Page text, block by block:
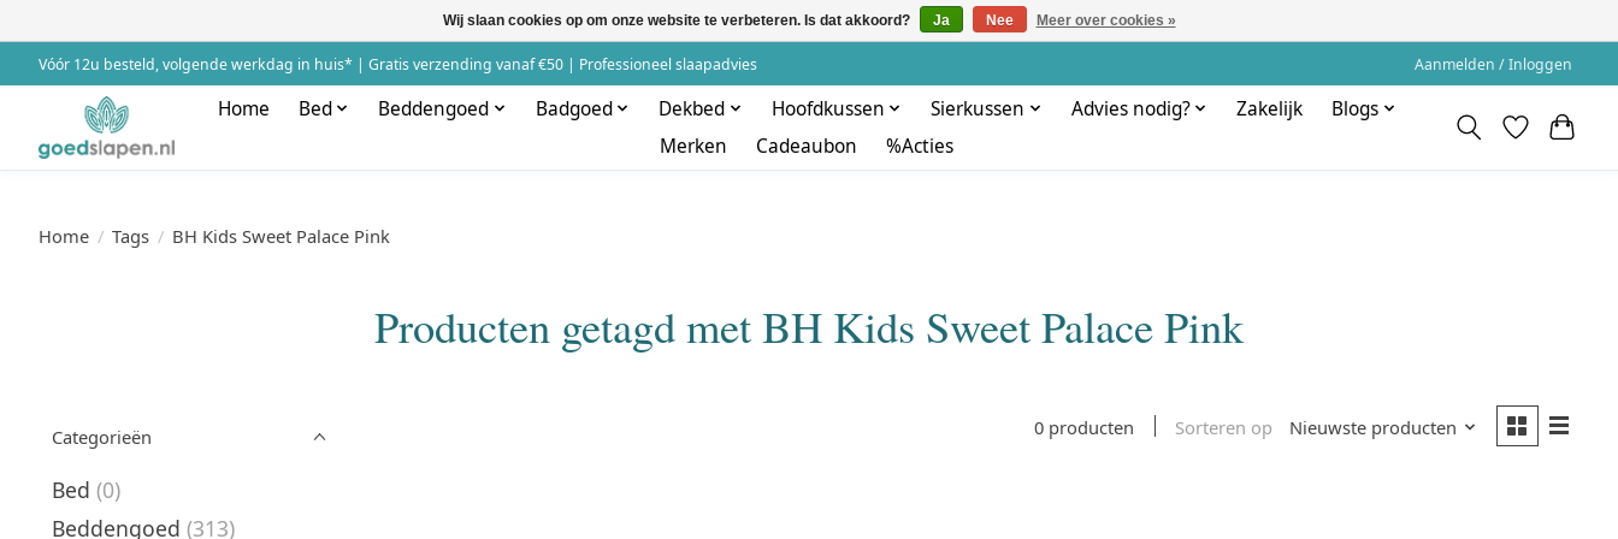
Vóór 12u besteld, volgende werkdag in huis* | Gratis verzending vanaf €50 | Professioneel slaapadvies Aanmelden / Inloggen
Home Bed Beddengoed Badgoed Dekbed Hoofdkussen Sierkussen Advies nodig? Zakelijk
Blogs
Merken
Cadeaubon %Acties
Home / Tags / BH Kids Sweet Palace Pink
Producten getagd met BH Kids Sweet Palace Pink
Categorieën
Bed (0)
Beddengoed (313)
0 producten Sorteren op Nieuwste producten
Wij slaan cookies op om onze website te verbeteren. Is dat akkoord? Ja Nee Meer over cookies »